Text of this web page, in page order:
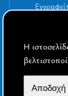
Η
Aποδοχή